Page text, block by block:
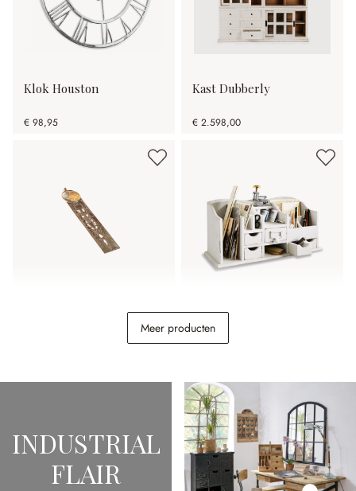
Klok Houston
€ 98,95
Kast Dubberly
€ 2.598,00
Organizer Levin
Meer producten
INDUSTRIAL
FLAIR